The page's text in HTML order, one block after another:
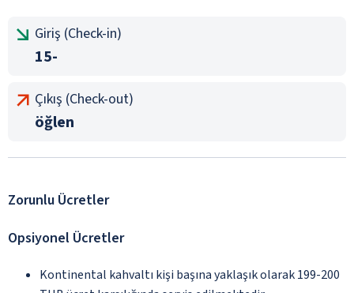
Giriş (Check-in)
15-
Çıkış (Check-out)
öğlen
Zorunlu Ücretler
Opsiyonel Ücretler
Kontinental kahvaltı kişi başına yaklaşık olarak 199-200